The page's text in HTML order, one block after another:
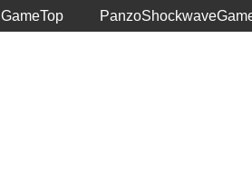
GameTop